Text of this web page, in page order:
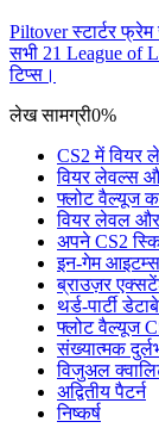
Piltover स्टार्टर
सभी 21 League of
टिप्स।
लेख सामग्री0%
CS2 में वियर
वियर लेवल्स
फ्लोट वैल्यूज
वियर लेवल
अपने CS2
इन-गेम
ब्राउज़र
थर्ड-पार्टी
फ्लोट वैल्यूज
संख्यात्मक
विजुअल
अद्वितीय पैटर्न
निष्कर्ष